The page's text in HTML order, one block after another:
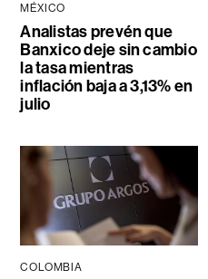
MÉXICO
Analistas prevén que
Banxico deje sin cambio
la tasa mientras
inflación baja a 3,13% en
julio
COLOMBIA